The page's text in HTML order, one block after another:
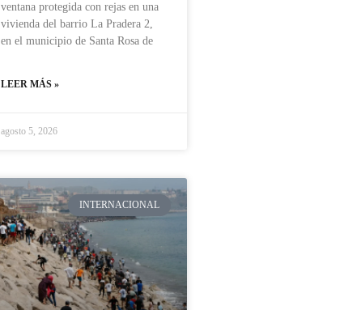
ventana protegida con rejas en una
vivienda del barrio La Pradera 2,
en el municipio de Santa Rosa de
LEER MÁS »
agosto 5, 2026
INTERNACIONAL